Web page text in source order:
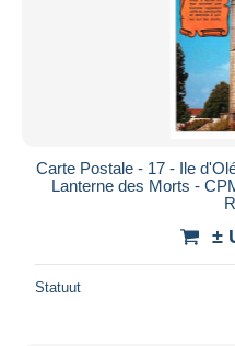
Carte Postale - 17 - Ile
Lanterne des Morts -
±
Statuut